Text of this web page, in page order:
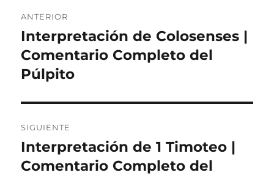
de
entradas
ANTERIOR
Entrada
anterior:
Interpretación de Colosenses |
Comentario Completo del
Púlpito
SIGUIENTE
Entrada
siguiente:
Interpretación de 1 Timoteo |
Comentario Completo del